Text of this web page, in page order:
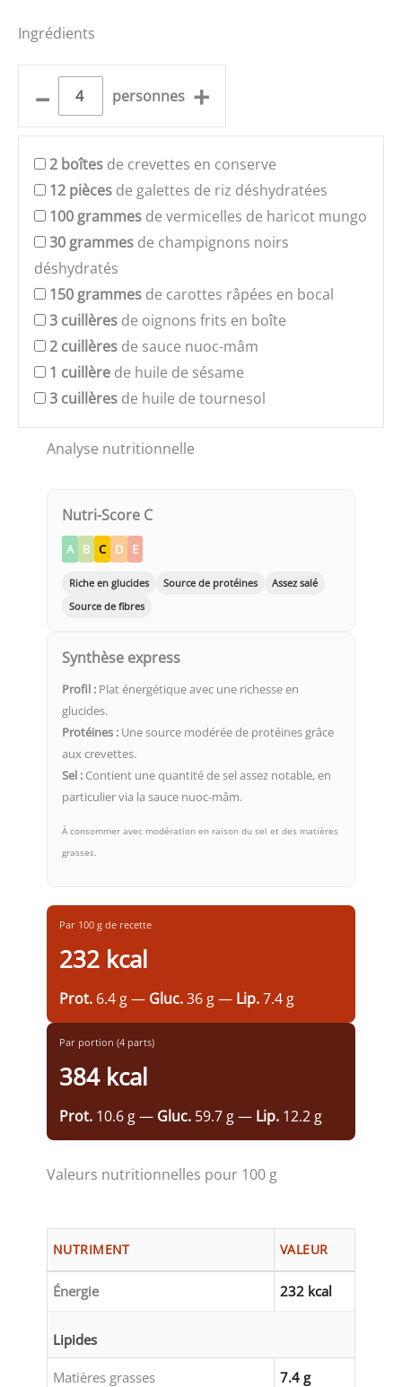
Ingrédients
– personnes +
2 boîtes de crevettes en conserve
12 pièces de galettes de riz déshydratées
100 grammes de vermicelles de haricot mungo
30 grammes de champignons noirs
déshydratés
150 grammes de carottes râpées en bocal
3 cuillères de oignons frits en boîte
2 cuillères de sauce nuoc-mâm
1 cuillère de huile de sésame
3 cuillères de huile de tournesol
Analyse nutritionnelle
Nutri-Score C
A B C D E
Riche en glucides Source de protéines
Assez salé
Source de fibres
Synthèse express
Profil : Plat énergétique avec une richesse en
glucides.
Protéines : Une source modérée de protéines grâce
aux crevettes.
Sel : Contient une quantité de sel assez notable, en
particulier via la sauce nuoc-mâm.
À consommer avec modération en raison du sel et des matières
grasses.
Par 100 g de recette
232 kcal
Prot. 6.4 g — Gluc.36 g — Lip.7.4 g
Par portion (4 parts)
384 kcal
Prot. 10.6 g — Gluc. 59.7 g — Lip. 12.2 g
Valeurs nutritionnelles pour 100 g
NUTRIMENT VALEUR
Énergie 232 kcal
Lipides
Matières grasses 7.4 g